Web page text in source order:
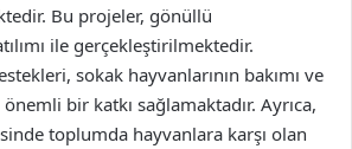
Bu projeler, gönüllü
ile gerçekleştirilmektedir.
sokak hayvanlarının bakımı ve
bir katkı sağlamaktadır. Ayrıca,
toplumda hayvanlara karşı olan